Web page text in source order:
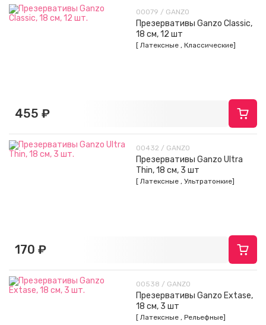
00079 / GANZO
Презервативы Ganzo Classic,
18 см, 12 шт
[ Латексные , Классические]
455 ₽
00432 / GANZO
Презервативы Ganzo Ultra
Thin, 18 см, 3 шт
[ Латексные , Ультратонкие]
170 ₽
00538 / GANZO
Презервативы Ganzo Extase,
18 см, 3 шт
[ Латексные , Рельефные]